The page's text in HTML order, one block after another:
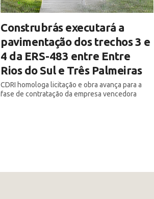
Construbrás executará a
pavimentação dos trechos 3 e
4 da ERS-483 entre Entre
Rios do Sul e Três Palmeiras
CDRI homologa licitação e obra avança para a
fase de contratação da empresa vencedora